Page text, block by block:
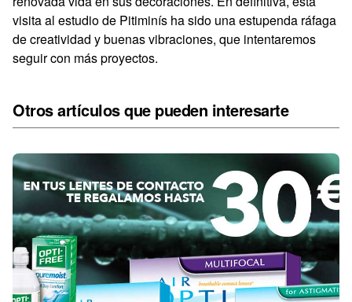
visita al estudio de Pitiminís ha sido una estupenda ráfaga
de creatividad y buenas vibraciones, que intentaremos
seguir con más proyectos.
Otros artículos que pueden interesarte